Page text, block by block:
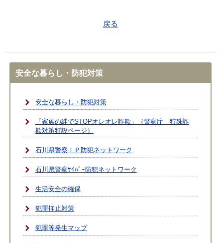
戻る
安全な暮らし・防犯対策
安全な暮らし・防犯対策
「家族の絆でSTOPオレオレ詐欺」（警察庁 特殊詐
欺対策特設ページ）
石川県警察ＩＰ防犯ネットワーク
石川県警察ｻｲﾊﾞｰ防犯ネットワーク
生活安全の確保
犯罪抑止対策
犯罪等発生マップ